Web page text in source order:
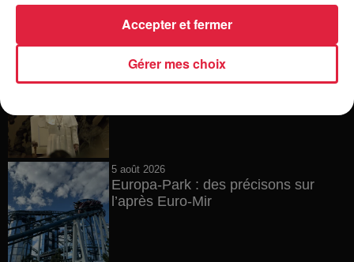
6 août 2026
Les dernières infos sur la venue du
5 août 2026
Europa-Park : des précisons sur
l’après Euro-Mir
Gérer mes choix
Accepter et fermer